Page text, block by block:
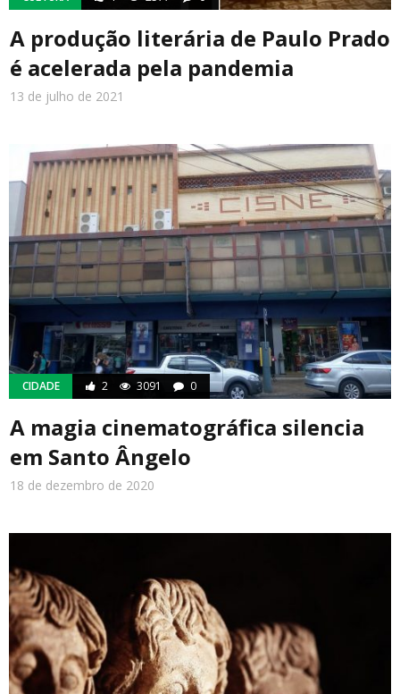
A produção literária de Paulo Prado
é acelerada pela pandemia
13 de julho de 2021
CIDADE 2 3091 0
A magia cinematográfica silencia
em Santo Ângelo
18 de dezembro de 2020